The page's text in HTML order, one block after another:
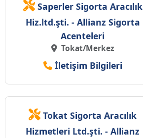
Saperler Sigorta Aracılık
Hiz.ltd.şti. - Allianz Sigorta
Acenteleri
Tokat/Merkez
İletişim Bilgileri
Tokat Sigorta Aracılık
Hizmetleri Ltd.şti. - Allianz